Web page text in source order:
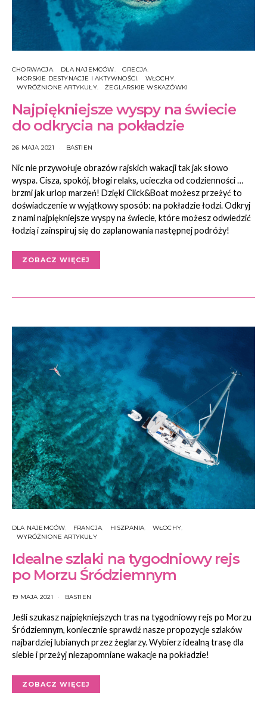
CHORWACJA DLA NAJEMCÓW
GRECJA
MORSKIE DESTYNACJE I AKTYWNOŚCI
WŁOCHY
WYRÓŻNIONE ARTYKUŁY
ŻEGLARSKIE WSKAZÓWKI
Najpiękniejsze wyspy na świecie
do odkrycia na pokładzie
26 MAJA 2021 BASTIEN
Nic nie przywołuje obrazów rajskich wakacji tak jak słowo
wyspa. Cisza, spokój, błogi relaks, ucieczka od codzienności …
brzmi jak urlop marzeń! Dzięki Click&Boat możesz przeżyć to
doświadczenie w wyjątkowy sposób: na pokładzie łodzi. Odkryj
z nami najpiękniejsze wyspy na świecie, które możesz odwiedzić
łodzią i zainspiruj się do zaplanowania następnej podróży!
ZOBACZ WIĘCEJ
DLA NAJEMCÓW FRANCJA HISZPANIA
WŁOCHY
WYRÓŻNIONE ARTYKUŁY
Idealne szlaki na tygodniowy rejs
po Morzu Śródziemnym
19 MAJA 2021 BASTIEN
Jeśli szukasz najpiękniejszych tras na tygodniowy rejs po Morzu
Śródziemnym, koniecznie sprawdź nasze propozycje szlaków
najbardziej lubianych przez żeglarzy. Wybierz idealną trasę dla
siebie i przeżyj niezapomniane wakacje na pokładzie!
ZOBACZ WIĘCEJ